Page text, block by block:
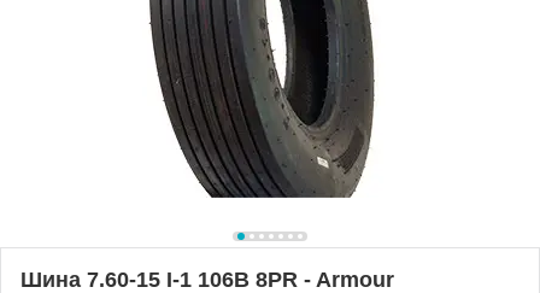
Шина 7.60-15 I-1 106B 8PR - Armour